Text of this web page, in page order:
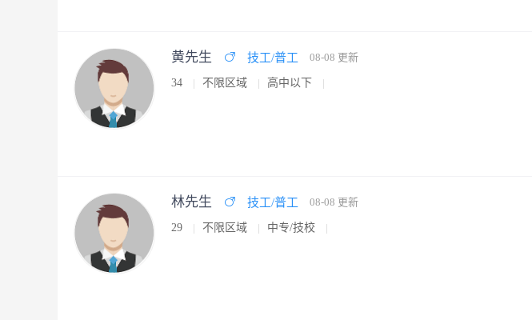
黄先生 技工/普工 08-08 更新
34 不限区域 高中以下
林先生 技工/普工 08-08 更新
29 不限区域 中专/技校